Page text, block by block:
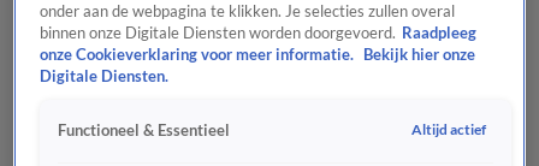
onder aan de webpagina te klikken. Je selecties zullen overal
binnen onze Digitale Diensten worden doorgevoerd. Raadpleeg
onze Cookieverklaring voor meer informatie.
Bekijk hier onze
Digitale Diensten.
Functioneel & Essentieel Altijd actief